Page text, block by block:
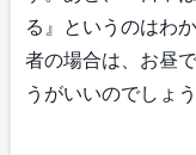
る』というのはわ
者の場合は、お昼
うがいいのでしょう